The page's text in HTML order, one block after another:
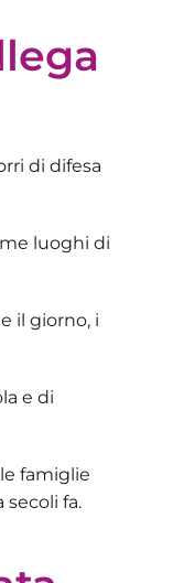
di difesa
luoghi di
il giorno, i
e di
famiglie
fa.